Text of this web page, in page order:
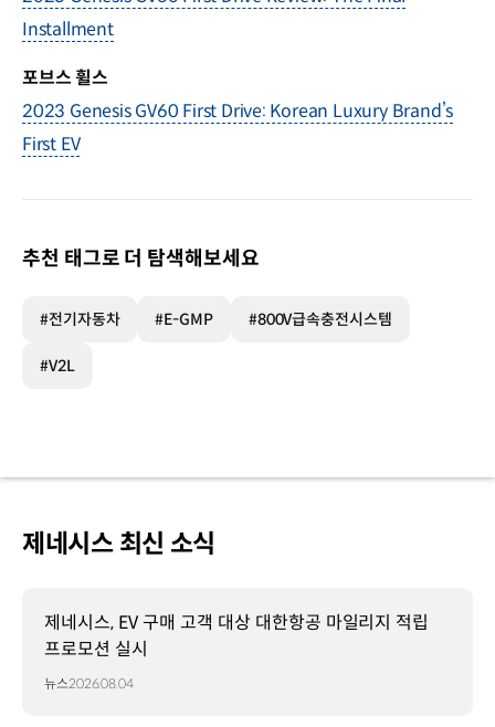
Installment
포브스 휠스
2023 Genesis GV60 First Drive: Korean Luxury Brand’s
First EV
추천 태그로 더 탐색해보세요
#전기자동차 #E-GMP #800V급속충전시스템
#V2L
제네시스 최신 소식
제네시스, EV 구매 고객 대상 대한항공 마일리지 적립
프로모션 실시
뉴스2026.08.04